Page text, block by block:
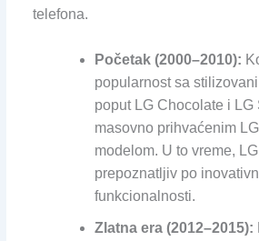
telefona.
Početak (2000–2010):
popularnost sa
poput LG Chocolate i LG
masovno prihvaćenim
modelom. U to vreme,
prepoznatljiv po
funkcionalnosti.
Zlatna era (2012–2015):